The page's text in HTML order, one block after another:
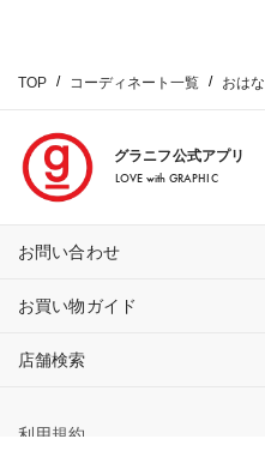
TOP コーディネート一覧 おはな
グラニフ公式アプリ
LOVE with GRAPHIC
お問い合わせ
お買い物ガイド
店舗検索
利用規約